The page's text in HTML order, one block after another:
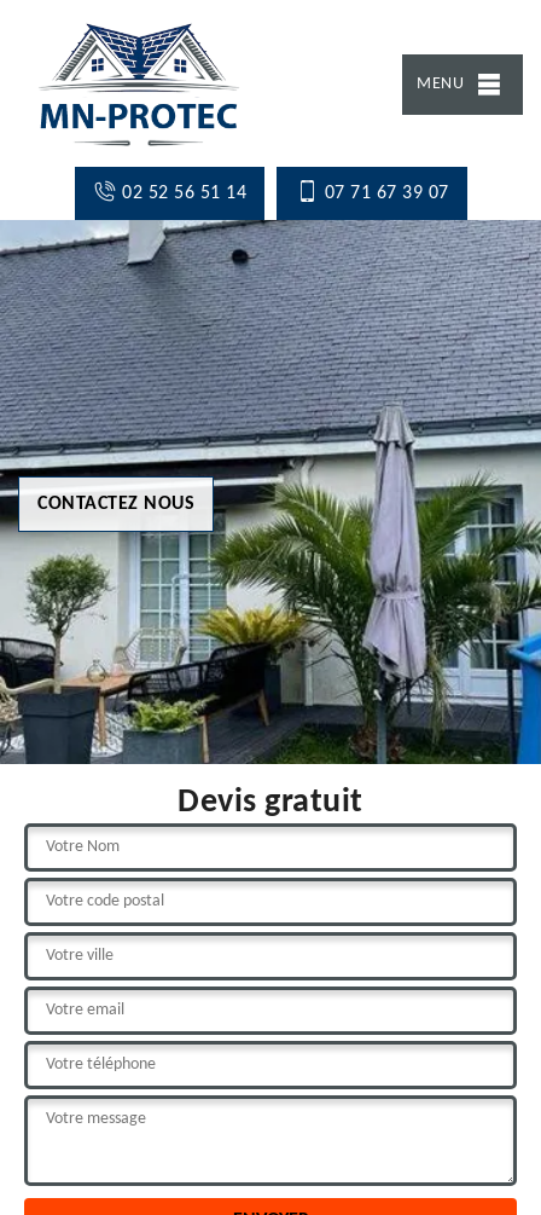
MENU
02 52 56 51 14 07 71 67 39 07
CONTACTEZ NOUS
Devis gratuit